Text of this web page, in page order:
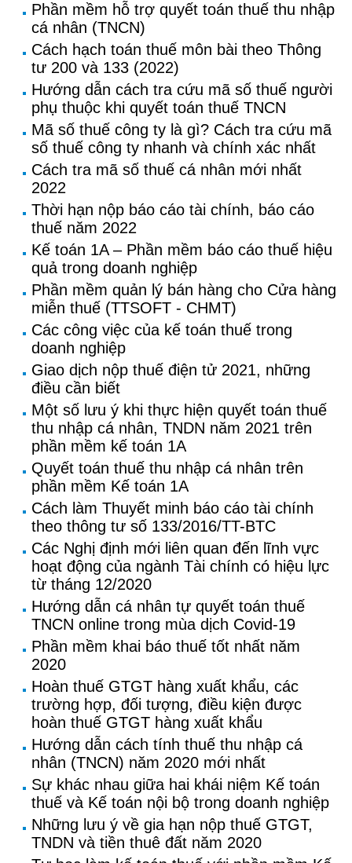
Phần mềm hỗ trợ quyết toán thuế thu nhập
cá nhân (TNCN)
Cách hạch toán thuế môn bài theo Thông
tư 200 và 133 (2022)
Hướng dẫn cách tra cứu mã số thuế người
phụ thuộc khi quyết toán thuế TNCN
Mã số thuế công ty là gì? Cách tra cứu mã
số thuế công ty nhanh và chính xác nhất
Cách tra mã số thuế cá nhân mới nhất
2022
Thời hạn nộp báo cáo tài chính, báo cáo
thuế năm 2022
Kế toán 1A – Phần mềm báo cáo thuế hiệu
quả trong doanh nghiệp
Phần mềm quản lý bán hàng cho Cửa hàng
miễn thuế (TTSOFT - CHMT)
Các công việc của kế toán thuế trong
doanh nghiệp
Giao dịch nộp thuế điện tử 2021, những
điều cần biết
Một số lưu ý khi thực hiện quyết toán thuế
thu nhập cá nhân, TNDN năm 2021 trên
phần mềm kế toán 1A
Quyết toán thuế thu nhập cá nhân trên
phần mềm Kế toán 1A
Cách làm Thuyết minh báo cáo tài chính
theo thông tư số 133/2016/TT-BTC
Các Nghị định mới liên quan đến lĩnh vực
hoạt động của ngành Tài chính có hiệu lực
từ tháng 12/2020
Hướng dẫn cá nhân tự quyết toán thuế
TNCN online trong mùa dịch Covid-19
Phần mềm khai báo thuế tốt nhất năm
2020
Hoàn thuế GTGT hàng xuất khẩu, các
trường hợp, đối tượng, điều kiện được
hoàn thuế GTGT hàng xuất khẩu
Hướng dẫn cách tính thuế thu nhập cá
nhân (TNCN) năm 2020 mới nhất
Sự khác nhau giữa hai khái niệm Kế toán
thuế và Kế toán nội bộ trong doanh nghiệp
Những lưu ý về gia hạn nộp thuế GTGT,
TNDN và tiền thuê đất năm 2020